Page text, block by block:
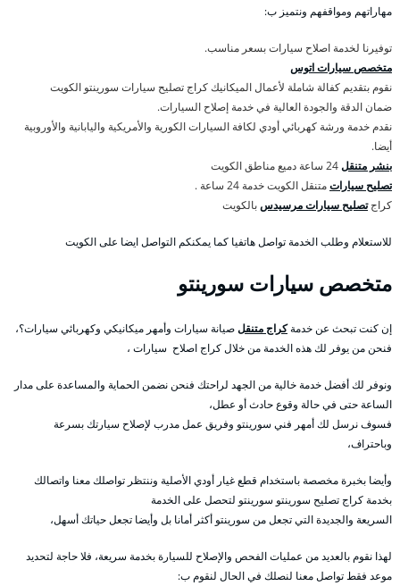
مهاراتهم ومواقفهم ونتميز ب:
توفيرنا لخدمة اصلاح سيارات بسعر مناسب.
متخصص سيارات اتوس
نقوم بتقديم كفالة شاملة لأعمال الميكانيك كراج تصليح سيارات سورينتو الكويت
ضمان الدقة والجودة العالية في خدمة إصلاح السيارات.
نقدم خدمة ورشة كهربائي أودي لكافة السيارات الكورية والأمريكية واليابانية والأوروبية
أيضا.
بنشر متنقل
تصليح سياراتمتنقل الكويت خدمة 24 ساعة .
كراجتصليح سيارات مرسيدسبالكويت
للاستعلام وطلب الخدمة تواصل هاتفيا كما يمكنكم التواصل ايضا على الكويت
متخصص سيارات سورينتو
إن كنت تبحث عن خدمةكراج متنقلصيانة سيارات وأمهر ميكانيكي وكهربائي سيارات؟،
فنحن من يوفر لك هذه الخدمة من خلال كراج اصلاح سيارات ،
ونوفر لك أفضل خدمة خالية من الجهد لراحتك فنحن نضمن الحماية والمساعدة على مدار
الساعة حتى في حالة وقوع حادث أو عطل،
فسوف نرسل لك أمهر فني سورينتو وفريق عمل مدرب لإصلاح سيارتك بسرعة
وباحتراف،
وأيضا بخبرة مخصصة باستخدام قطع غيار أودي الأصلية وننتظر تواصلك معنا واتصالك
بخدمة كراج تصليح سورينتو سورينتو لتحصل على الخدمة
السريعة والجديدة التي تجعل من سورينتو أكثر أمانا بل وأيضا تجعل حياتك أسهل،
لهذا نقوم بالعديد من عمليات الفحص والإصلاح للسيارة بخدمة سريعة، فلا حاجة لتحديد
موعد فقط تواصل معنا لنصلك في الحال لنقوم ب: